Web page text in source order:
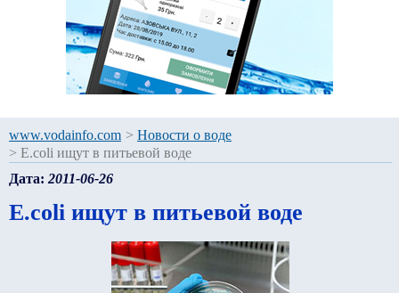
www.vodainfo.com > Новости о воде
> E.coli ищут в питьевой воде
Дата: 2011-06-26
E.coli ищут в питьевой воде